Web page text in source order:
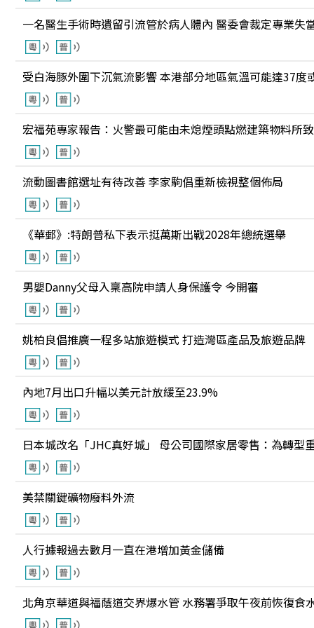
一名醫生手術時遺留引流管於病人體內 醫委會裁定專業失
受白海豚外圍下沉氣流影響 本港部分地區氣溫可能達37度
宏福苑專家報告：火警最可能由未熄煙頭點燃建築物料所致
流動圖書館選址有待改善 李家駒倡重新檢視整個佈局
《華郵》:特朗普私下表示挺萬斯出戰2028年總統選舉
男嬰Danny父母入稟高院申請人身保護令 今開審
姚柏良倡推廣一程多站旅遊模式 打造灣區產品及旅遊品牌
內地7月出口升幅以美元計放緩至23.9%
日本城改名「JHC真好城」 母公司國際家居零售：為轉型
美禁關鍵礦物廢料外流
人行據報過去數月一直在港增加黃金儲備
北角京華道與福蔭道交界爆水管 水務署爭取午夜前恢復食